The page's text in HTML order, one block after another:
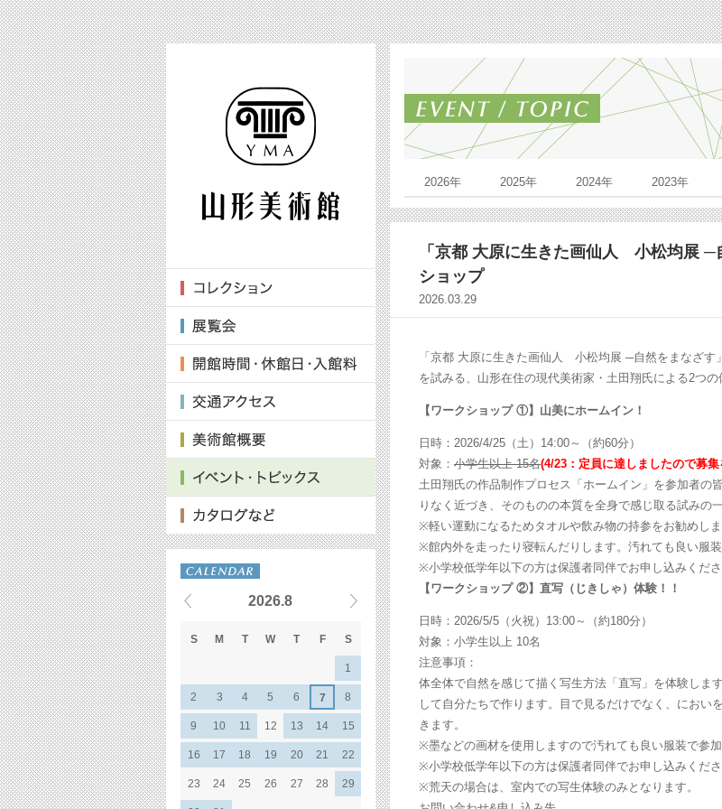
2026.8
S M T W T F S
1
2 3 4 5 6 7 8
9 10 11 12 13 14 15
16 17 18 19 20 21 22
23 24 25 26 27 28 29
2026年 2025年 2024年 2023年
「京都 大原に生きた画仙人 小松均展 ─
ショップ
2026.03.29
「京都 大原に生きた画仙人 小松均展 ─自然をまなざ
を試みる、山形在住の現代美術家・土田翔氏による2つの
【ワークショップ ①】山美にホームイン！
日時：2026/4/25（土）14:00～（約60分）
対象： 小学生以上 15名(4/23：定員に達しましたので募
土田翔氏の作品制作プロセス「ホームイン」を参加者の
りなく近づき、そのものの本質を全身で感じ取る試みの
※軽い運動になるためタオルや飲み物の持参をお勧めしま
※館内外を走ったり寝転んだりします。汚れても良い服装
※小学校低学年以下の方は保護者同伴でお申し込みくださ
【ワークショップ ②】直写（じきしゃ）体験！！
日時：2026/5/5（火祝）13:00～（約180分）
対象：小学生以上 10名
注意事項：
体全体で自然を感じて描く写生方法「直写」を体験しま
して自分たちで作ります。目で見るだけでなく、にお
きます。
※墨などの画材を使用しますので汚れても良い服装で参加
※小学校低学年以下の方は保護者同伴でお申し込みくださ
※荒天の場合は、室内での写生体験のみとなります。